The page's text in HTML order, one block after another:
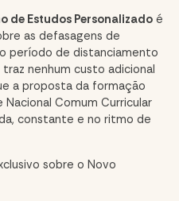
de Estudos Personalizado é
as defasagens de
período de distanciamento
nenhum custo adicional
a proposta da formação
Comum Curricular
constante e no ritmo de